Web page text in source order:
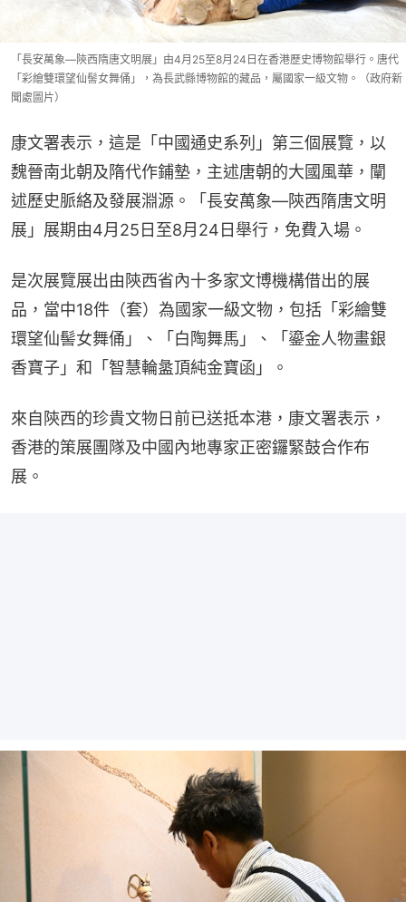
「長安萬象—陝西隋唐文明展」由4月25至8月24日在香港歷史博物館舉行。唐代
「彩繪雙環望仙髻女舞俑」，為長武縣博物館的藏品，屬國家一級文物。（政府新
聞處圖片）
康文署表示，這是「中國通史系列」第三個展覽，以
魏晉南北朝及隋代作鋪墊，主述唐朝的大國風華，闡
述歷史脈絡及發展淵源。「長安萬象—陝西隋唐文明
展」展期由4月25日至8月24日舉行，免費入場。
是次展覽展出由陝西省內十多家文博機構借出的展
品，當中18件（套）為國家一級文物，包括「彩繪雙
環望仙髻女舞俑」、「白陶舞馬」、「鎏金人物畫銀
香寶子」和「智慧輪盝頂純金寶函」。
來自陝西的珍貴文物日前已送抵本港，康文署表示，
香港的策展團隊及中國內地專家正密鑼緊鼓合作布
展。